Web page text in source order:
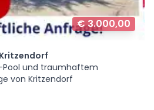
€ 3.000,00
Pool und traumhaftem
von Kritzendorf